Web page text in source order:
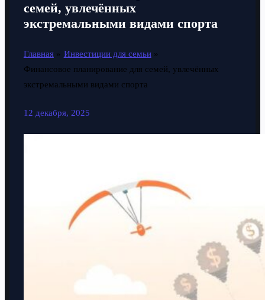
семей, увлечённых
экстремальными видами спорта
Главная
Инвестиции для семьи
Финансовое планирование для семей, увлечённых
экстремальными видами спорта
12 декабря, 2025